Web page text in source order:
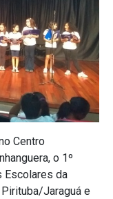
Centro
o 1º
Escolares da
Pirituba/Jaraguá e